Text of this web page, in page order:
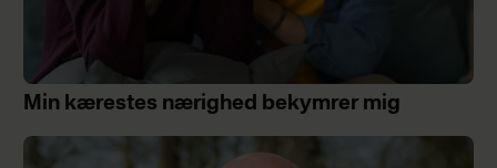
Min kærestes nærighed bekymrer mig